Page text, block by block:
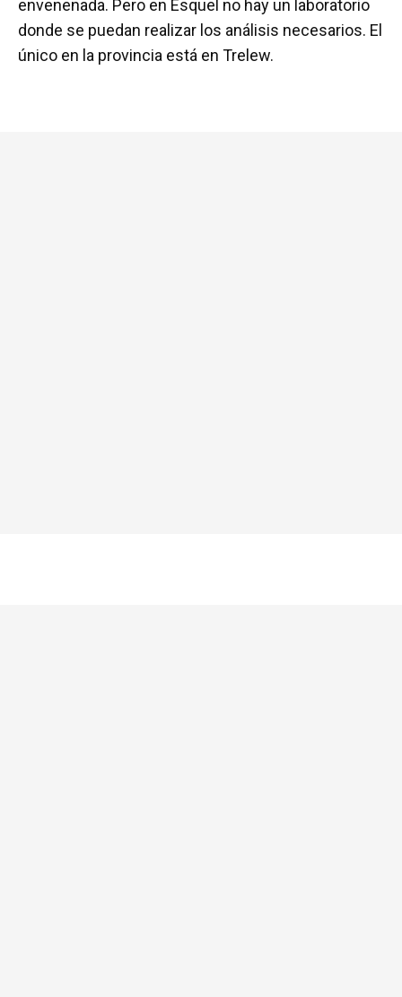
envenenada. Pero en Esquel no hay un laboratorio
donde se puedan realizar los análisis necesarios. El
único en la provincia está en Trelew.